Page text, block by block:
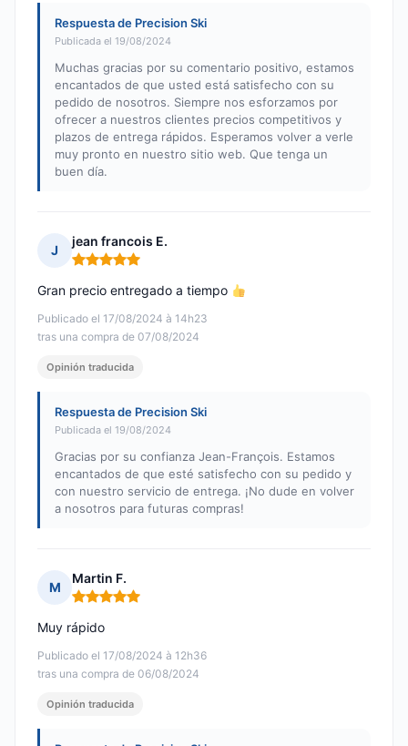
Respuesta de Precision Ski
Publicada el 19/08/2024
Muchas gracias por su comentario positivo, estamos
encantados de que usted está satisfecho con su
pedido de nosotros. Siempre nos esforzamos por
ofrecer a nuestros clientes precios competitivos y
plazos de entrega rápidos. Esperamos volver a verle
muy pronto en nuestro sitio web. Que tenga un
buen día.
J
jean francois E.
Nota: 5 de 5
Publicado el 17/08/2024 à 14h23
tras una compra de 07/08/2024
Gran precio entregado a tiempo
Opinión traducida
Respuesta de Precision Ski
Publicada el 19/08/2024
Gracias por su confianza Jean-François. Estamos
encantados de que esté satisfecho con su pedido y
con nuestro servicio de entrega. ¡No dude en volver
a nosotros para futuras compras!
M
Martin F.
Nota: 5 de 5
Publicado el 17/08/2024 à 12h36
tras una compra de 06/08/2024
Muy rápido
Opinión traducida